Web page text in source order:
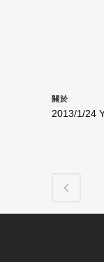
關於
2013/1/24